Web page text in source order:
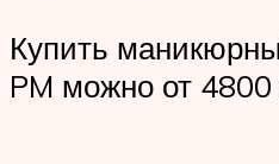
Купить
PM можно от